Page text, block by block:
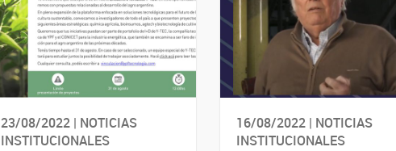
23/08/2022 | NOTICIAS
INSTITUCIONALES
16/08/2022 | NOTICIAS
INSTITUCIONALES